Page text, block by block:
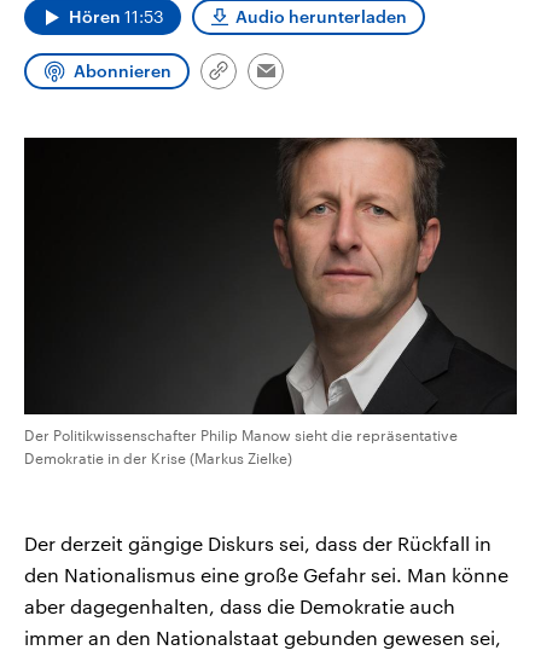
Audio-Archiv
Hören 11:53 Audio herunterladen
Abonnieren
Link
Email
Der Politikwissenschafter Philip Manow sieht die repräsentative
Demokratie in der Krise (Markus Zielke)
Der derzeit gängige Diskurs sei, dass der Rückfall in
den Nationalismus eine große Gefahr sei. Man könne
aber dagegenhalten, dass die Demokratie auch
immer an den Nationalstaat gebunden gewesen sei,